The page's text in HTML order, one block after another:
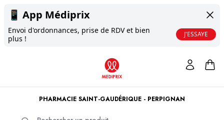
📱 App Médiprix
Envoi d'ordonnances, prise de RDV et bien
plus !
J'ESSAYE
PHARMACIE SAINT-GAUDÉRIQUE - PERPIGNAN